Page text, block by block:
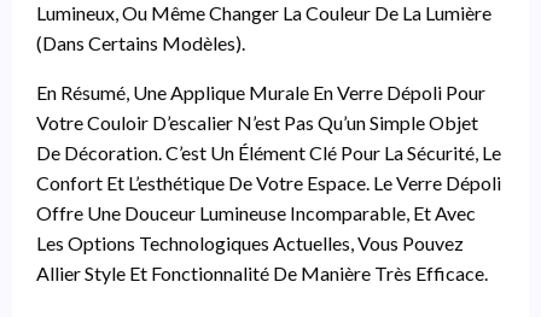
Lumineux, Ou Même Changer La Couleur De La Lumière
(dans Certains Modèles).
En Résumé, Une Applique Murale En Verre Dépoli Pour
Votre Couloir D’escalier N’est Pas Qu’un Simple Objet
De Décoration. C’est Un Élément Clé Pour La Sécurité, Le
Confort Et L’esthétique De Votre Espace. Le Verre Dépoli
Offre Une Douceur Lumineuse Incomparable, Et Avec
Les Options Technologiques Actuelles, Vous Pouvez
Allier Style Et Fonctionnalité De Manière Très Efficace.